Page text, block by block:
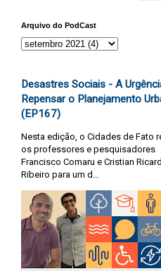
Arquivo do PodCast
Desastres Sociais - A
Repensar o Planejamento
(EP167)
Nesta edição, o Cidades de Fato
os professores e pesquisadores
Francisco Comaru e Cristian
Ribeiro para um d...